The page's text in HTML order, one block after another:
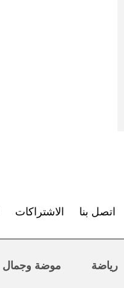
اتصل بنا الاشتراكات
رياضة موضة وجمال